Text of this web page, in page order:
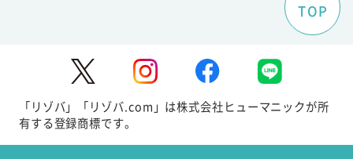
TOP
「リゾバ」「リゾバ.com」は株式会社ヒューマニックが所
有する登録商標です。